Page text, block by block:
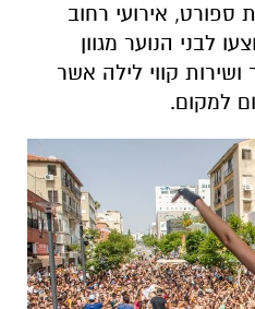
ספורט, אירועי רחוב
לבני הנוער מגוון
קווי לילה אשר
למקום.